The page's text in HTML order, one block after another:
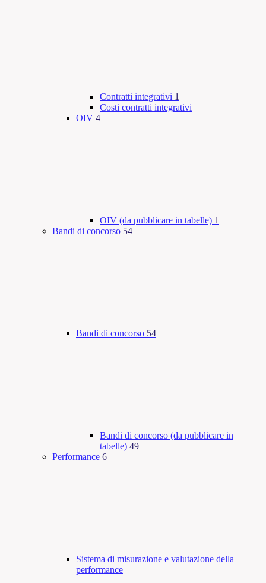
Contratti integrativi 1
Costi contratti integrativi
OIV 4
OIV (da pubblicare in tabelle) 1
Bandi di concorso 54
Bandi di concorso 54
Bandi di concorso (da pubblicare in
tabelle) 49
Performance 6
Sistema di misurazione e valutazione della
performance